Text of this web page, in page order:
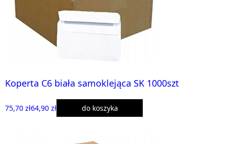
Koperta C6 biała samoklejąca SK 1000szt
75,70 zł64,90 zł do koszyka